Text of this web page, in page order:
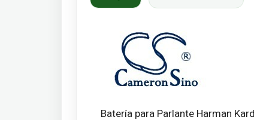
Batería para Parlante Harman